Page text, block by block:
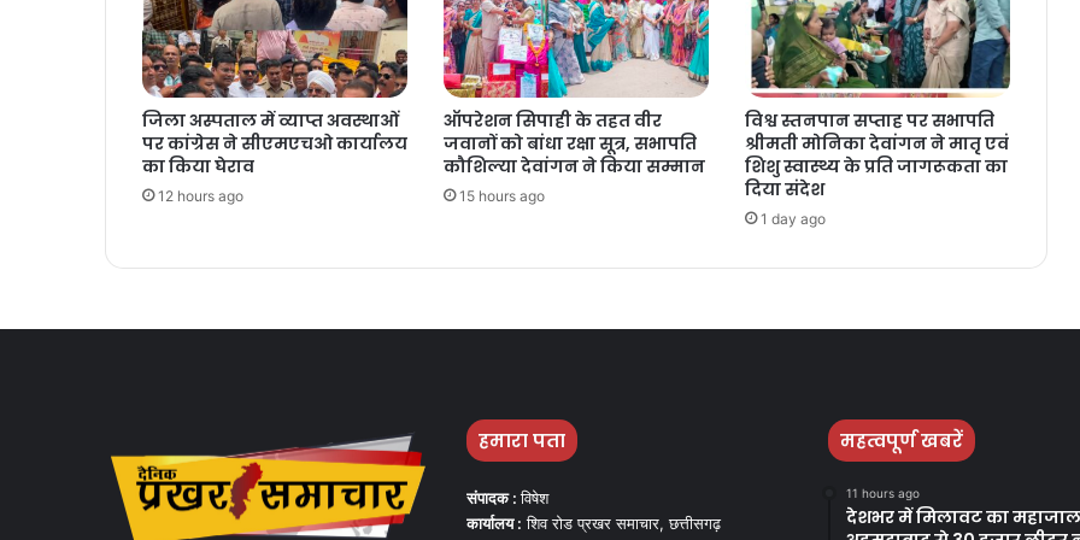
जिला अस्पताल में व्याप्त अवस्थाओं
पर कांग्रेस ने सीएमएचओ कार्यालय
का किया घेराव
12 hours ago
ऑपरेशन सिपाही के तहत वीर
जवानों को बांधा रक्षा सूत्र, सभापति
कौशिल्या देवांगन ने किया सम्मान
15 hours ago
विश्व स्तनपान सप्ताह पर सभापति
श्रीमती मोनिका देवांगन ने मातृ एवं
शिशु स्वास्थ्य के प्रति जागरूकता का
दिया संदेश
1 day ago
हमारा पता
संपादक :विषेश
कार्यालय : शिव रोड प्रखर समाचार, छत्तीसगढ़
महत्वपूर्ण खबरें
11 hours ago
देशभर में मिलावट का